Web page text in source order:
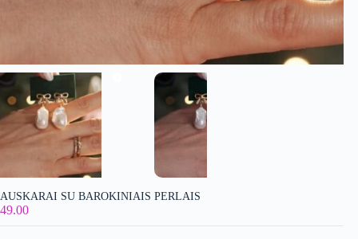
AUSKARAI SU BAROKINIAIS PERLAIS
49.00